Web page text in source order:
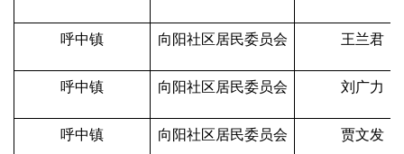
呼中镇 向阳社区居民委员会 王兰君
呼中镇 向阳社区居民委员会 刘广力
呼中镇 向阳社区居民委员会 贾文发